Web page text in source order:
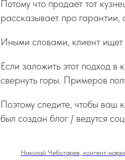
Потому что продает тот
рассказывает про
Иными словами, клиент ищет
Если заложить этот подход
свернуть горы. Примеров
Поэтому следите, чтобы ваш
был создан блог / ведутся
Николай Чеботарев, контент-